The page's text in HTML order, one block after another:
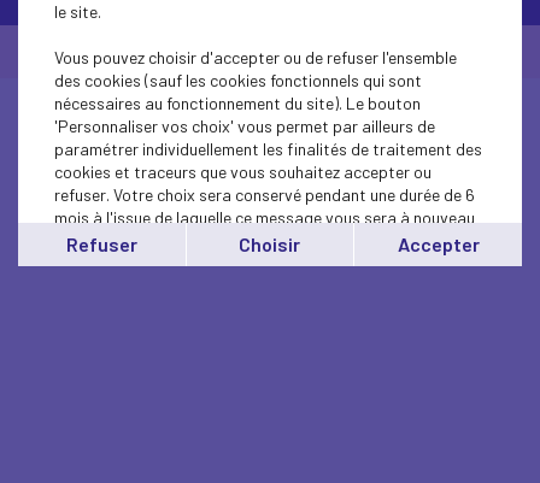
© Medef Corsica 2026 -Mentions légales
le site.
Vous pouvez choisir d'accepter ou de refuser l'ensemble
des cookies (sauf les cookies fonctionnels qui sont
nécessaires au fonctionnement du site). Le bouton
'Personnaliser vos choix' vous permet par ailleurs de
paramétrer individuellement les finalités de traitement des
cookies et traceurs que vous souhaitez accepter ou
refuser. Votre choix sera conservé pendant une durée de 6
mois à l'issue de laquelle ce message vous sera à nouveau
affiché..
Vous pouvez modifier votre choix à tout moment en
Refuser Choisir Accepter